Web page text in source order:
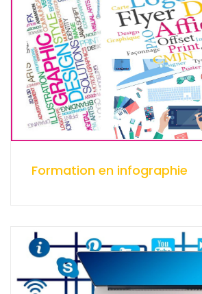
Formation en infographie